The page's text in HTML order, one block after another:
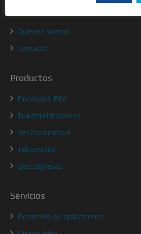
Quienes somos
Contacto
Productos
Fincasplus Elite
TuAdministrador.es
GesDocumental
Telcomplus
GesEmpresas
Servicios
Desarrollo de aplicaciones